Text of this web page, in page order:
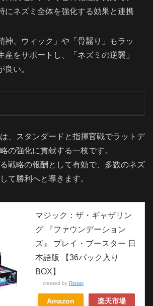
にネズミ全体を強化する効果と連携
神、ウィック」や「骨齧り」もラッ
産をサポートし、「ネズミの逆襲」
良い。
は、スタンダードと指揮官戦でラットデ
の強化に貢献する一枚です。
戦略の報酬として有効で、多数のネズ
て勝利へと導きます。
マジック：ザ・ギャザリン
グ 『ファウンデーション
ズ』 プレイ・ブースター 日
本語版 【36パック入り
BOX】
created by Rinker
Amazon 楽天市場